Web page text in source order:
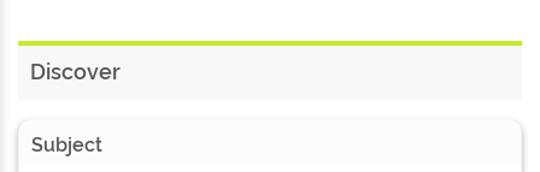
Discover
Subject